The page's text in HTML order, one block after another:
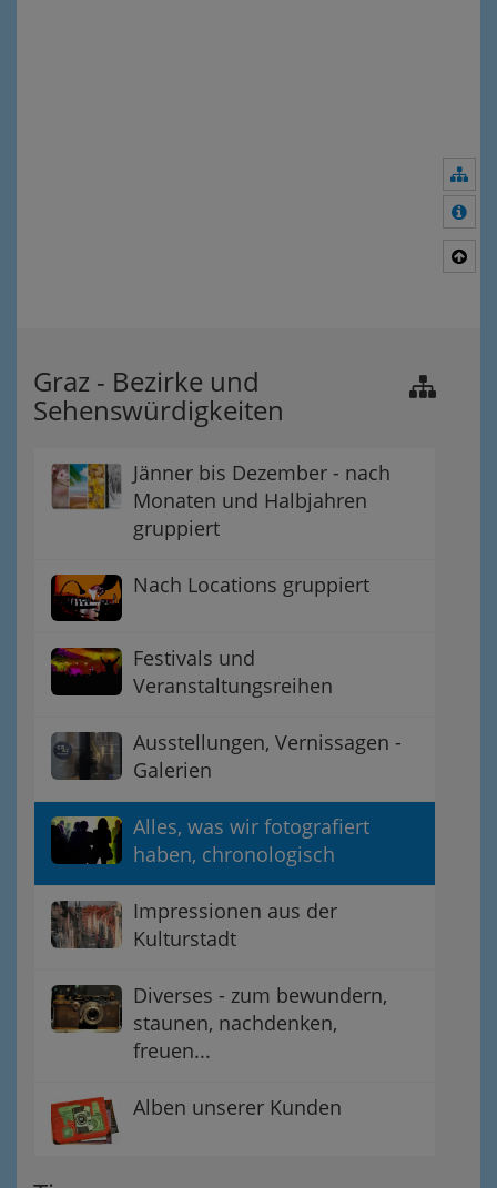
Graz - Bezirke und
Sehenswürdigkeiten
Jänner bis Dezember - nach
Monaten und Halbjahren
gruppiert
Nach Locations gruppiert
Festivals und
Veranstaltungsreihen
Ausstellungen, Vernissagen -
Galerien
Alles, was wir fotografiert
haben, chronologisch
Impressionen aus der
Kulturstadt
Diverses - zum bewundern,
staunen, nachdenken,
freuen...
Alben unserer Kunden